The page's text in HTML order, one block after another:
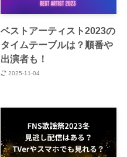
ベストアーティスト2023の
タイムテーブルは？順番や
出演者も！
2025-11-04